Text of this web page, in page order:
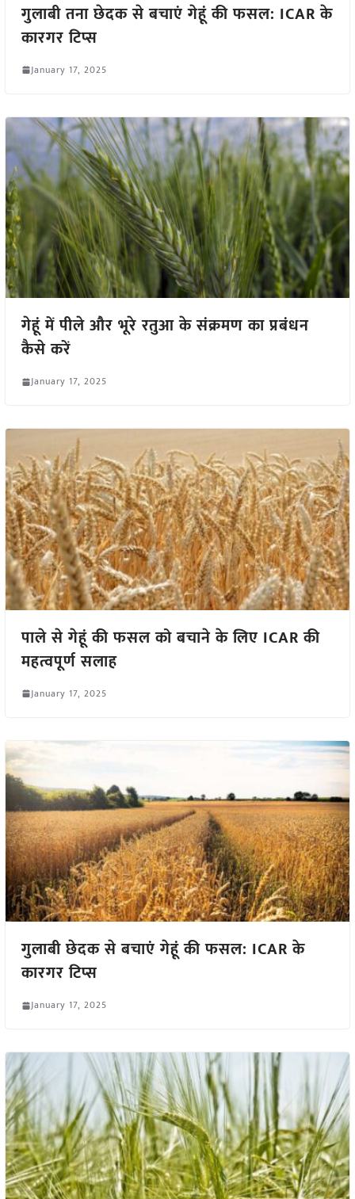
गुलाबी तना छेदक से बचाएं गेहूं की फसल: ICAR के
कारगर टिप्स
January 17, 2025
गेहूं में पीले और भूरे रतुआ के संक्रमण का प्रबंधन
कैसे करें
January 17, 2025
पाले से गेहूं की फसल को बचाने के लिए ICAR की
महत्वपूर्ण सलाह
January 17, 2025
गुलाबी छेदक से बचाएं गेहूं की फसल: ICAR के
कारगर टिप्स
January 17, 2025